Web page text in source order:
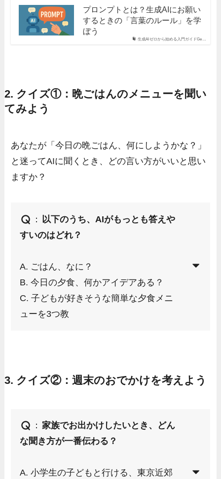
生成AIゼロから始める入門ガイドGe…
プロンプトとは？生成AIにお願い
するときの「言葉のルール」を学
ぼう
2. クイズ①：晩ごはんのメニューを聞い
てみよう
あなたが「今日の晩ごはん、何にしようかな？」
と迷ってAIに聞くとき、どの言い方がいいと思い
ますか？
：
以下のうち、AIがもっとも答えや
すいのはどれ？
A. ごはん、なに？
B. 今日の夕食、何かアイデアある？
C. 子どもが好きそうな簡単な夕食メニ
ューを3つ教
3. クイズ②：週末のおでかけを考えよう
： 家族でお出かけしたいとき、どん
な聞き方が一番伝わる？
A. 小学生の子どもと行ける、東京近郊